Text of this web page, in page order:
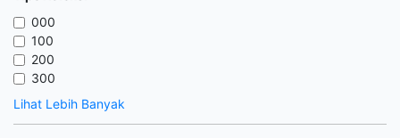
000
100
200
300
Lihat Lebih Banyak